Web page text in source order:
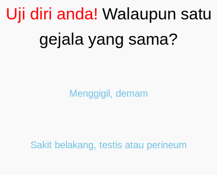
Uji diri anda! Walaupun satu
gejala yang sama?
Menggigil, demam
Sakit belakang, testis atau perineum